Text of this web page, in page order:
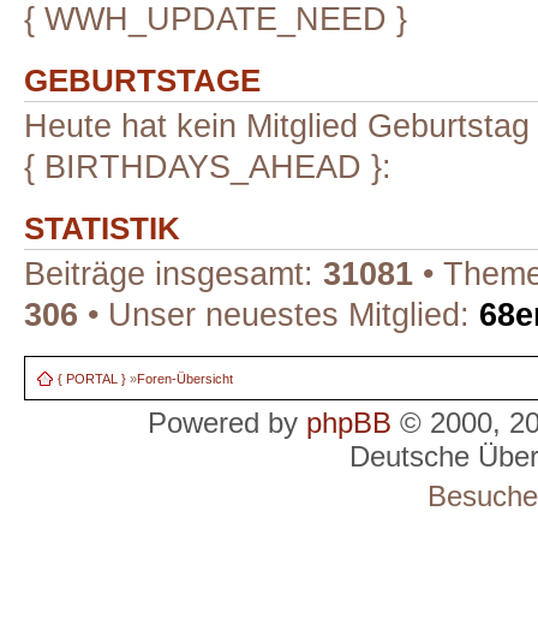
{ WWH_UPDATE_NEED }
GEBURTSTAGE
Heute hat kein Mitglied Geburtstag
{ BIRTHDAYS_AHEAD }:
STATISTIK
Beiträge insgesamt: 31081 •
306 • Unser neuestes Mitglied:
{ PORTAL } »Foren-Übersicht
Powered by phpBB © 2000,
Deutsche